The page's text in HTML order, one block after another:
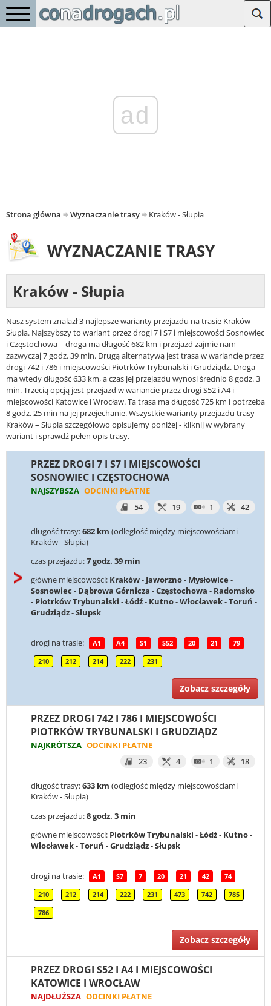
ad
Strona główna Wyznaczanie trasy Kraków - Słupia
WYZNACZANIE TRASY
Kraków - Słupia
Nasz system znalazł 3 najlepsze warianty przejazdu na trasie Kraków –
Słupia. Najszybszy to wariant przez drogi 7 i S7 i miejscowości Sosnowiec
i Częstochowa – droga ma długość 682 km i przejazd zajmie nam
zazwyczaj 7 godz. 39 min. Drugą alternatywą jest trasa w wariancie przez
drogi 742 i 786 i miejscowości Piotrków Trybunalski i Grudziądz. Droga
ma wtedy długość 633 km, a czas jej przejazdu wynosi średnio 8 godz. 3
min. Trzecią opcją jest przejazd w wariancie przez drogi S52 i A4 i
miejscowości Katowice i Wrocław. Ta trasa ma długość 725 km i potrzeba
8 godz. 25 min na jej przejechanie. Wszystkie warianty przejazdu trasy
Kraków – Słupia szczegółowo opisujemy poniżej - kliknij w wybrany
wariant i sprawdź pełen opis trasy.
PRZEZ DROGI 7 I S7 I MIEJSCOWOŚCI
SOSNOWIEC I CZĘSTOCHOWA
NAJSZYBSZA ODCINKI PŁATNE
54
19 1 42
długość trasy:682 km (odległość między miejscowościami
Kraków - Słupia)
czas przejazdu:7 godz. 39 min
główne miejscowości: Kraków- Jaworzno- Mysłowice -
Sosnowiec - Dąbrowa Górnicza -Częstochowa - Radomsko
- Piotrków Trybunalski -Łódź- Kutno-Włocławek-Toruń -
Grudziądz-Słupsk
drogi na trasie: A1 A4 S1 S52 20 21 79
210 212 214 222 231
Zobacz szczegóły
PRZEZ DROGI 742 I 786 I MIEJSCOWOŚCI
PIOTRKÓW TRYBUNALSKI I GRUDZIĄDZ
NAJKRÓTSZA ODCINKI PŁATNE
23
4 1 18
długość trasy:633 km (odległość między miejscowościami
Kraków - Słupia)
czas przejazdu:8 godz. 3 min
główne miejscowości: Piotrków Trybunalski -Łódź- Kutno-
Włocławek-Toruń -Grudziądz-Słupsk
drogi na trasie: A1 S7 7 20 21 42 74
210 212 214 222 231 473 742 785
786
Zobacz szczegóły
PRZEZ DROGI S52 I A4 I MIEJSCOWOŚCI
KATOWICE I WROCŁAW
NAJDŁUŻSZA ODCINKI PŁATNE